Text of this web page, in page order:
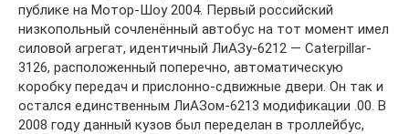
публике на Мотор-Шоу 2004. Первый российский
низкопольный сочленённый автобус на тот момент имел
силовой агрегат, идентичный ЛиАЗу-6212 — Caterpillar-
3126, расположенный поперечно, автоматическую
коробку передач и прислонно-сдвижные двери. Он так и
остался единственным ЛиАЗом-6213 модификации .00. В
2008 году данный кузов был переделан в троллейбус,